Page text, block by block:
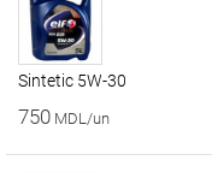
Sintetic 5W-30
750 MDL/un